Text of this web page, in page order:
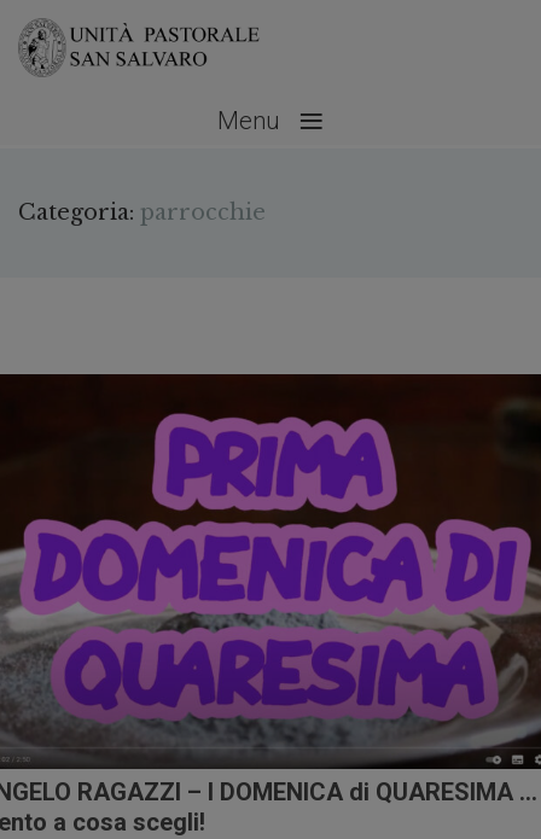
Menu ≡
Categoria: parrocchie
RAGAZZI – I DOMENICA di QUARESIMA …
a cosa scegli!